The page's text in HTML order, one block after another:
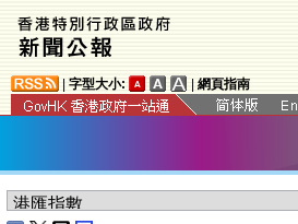
字型大小: 網頁指南